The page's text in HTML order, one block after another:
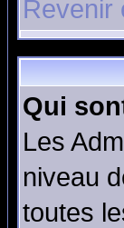
Revenir
Qui
Les
niveau
toutes